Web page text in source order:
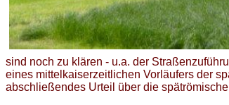
sind noch zu klären - u.a. der
eines mittelkaiserzeitlichen Vorläufers der
abschließendes Urteil über die